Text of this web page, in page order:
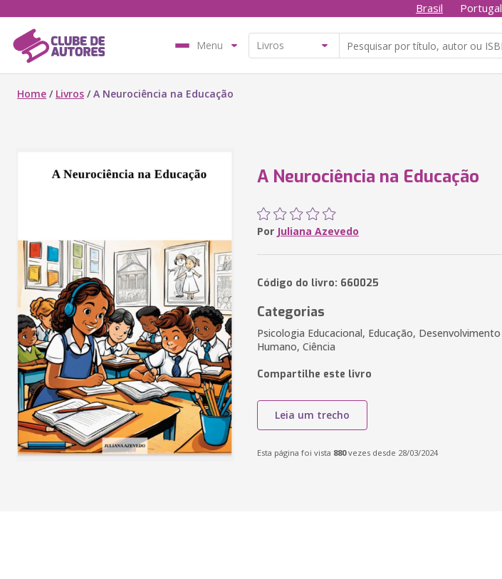
Brasil Portugal
Menu
Home / Livros /A Neurociência na Educação
A Neurociência na Educação
Por Juliana Azevedo
Código do livro: 660025
Categorias
Psicologia Educacional, Educação, Desenvolvimento
Humano, Ciência
Compartilhe este livro
Leia um trecho
Esta página foi vista 880vezes desde 28/03/2024